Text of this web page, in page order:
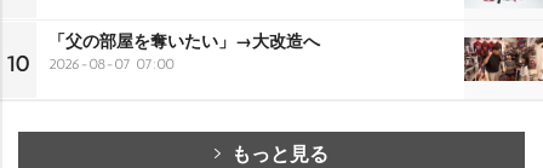
10
「父の部屋を奪いたい」→大改造へ
2026-08-07 07:00
もっと見る